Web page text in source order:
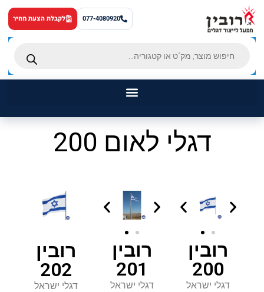
לתוכן
077-4080920 לקבלת הצעת מחיר
מאמרים
צור קשר
דגלי לאום 200
רובין
200
דגלי ישראל
רובין
201
דגלי ישראל
רובין
202
דגלי ישראל